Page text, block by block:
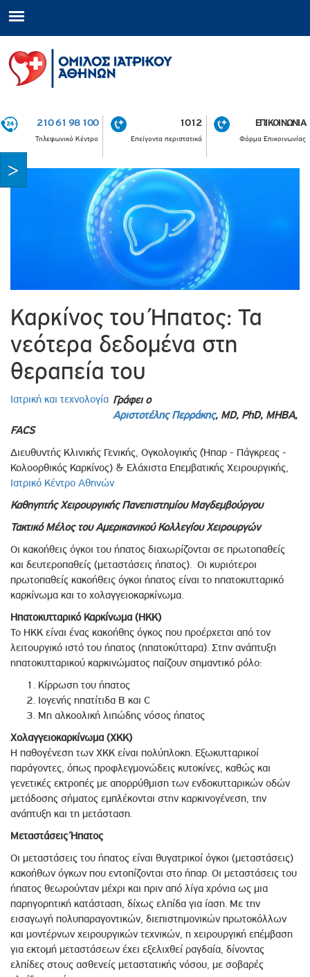
210 61 98 100
Τηλεφωνικό Κέντρο
1012
Επείγοντα περιστατικά
ΕΠΙΚΟΙΝΩΝΙΑ
Φόρμα Επικοινωνίας
Καρκίνος του Ήπατος: Τα
νεότερα δεδομένα στη
θεραπεία του
Ιατρική και τεχνολογία Γράφει ο
Αριστοτέλης Περράκης, MD, PhD, MHBA,
FACS
Διευθυντής Κλινικής Γενικής, Ογκολογικής (Ήπαρ - Πάγκρεας -
Κολοορθικός Καρκίνος) & Ελάχιστα Επεμβατικής Χειρουργικής,
Ιατρικό Κέντρο Αθηνών
Καθηγητής Χειρουργικής Πανεπιστημίου Μαγδεμβούργου
Τακτικό Μέλος του Αμερικανικού Κολλεγίου Χειρουργών
Οι κακοήθεις όγκοι του ήπατος διαχωρίζονται σε πρωτοπαθείς
και δευτεροπαθείς (μεταστάσεις ήπατος). Οι κυριότεροι
πρωτοπαθείς κακοήθεις όγκοι ήπατος είναι το ηπατοκυτταρικό
καρκίνωμα και το χολαγγειοκαρκίνωμα.
Ηπατοκυτταρικό Καρκίνωμα (ΗΚΚ)
Το ΗΚΚ είναι ένας κακοήθης όγκος που προέρχεται από τον
λειτουργικό ιστό του ήπατος (ηπατοκύτταρα). Στην ανάπτυξη
ηπατοκυτταρικού καρκινώματος παίζουν σημαντικό ρόλο:
Κίρρωση του ήπατος
Ιογενής ηπατίτιδα Β και C
Μη αλκοολική λιπώδης νόσος ήπατος
Χολαγγειοκαρκίνωμα (ΧΚΚ)
Η παθογένεση των ΧΚΚ είναι πολύπλοκη. Εξωκυτταρικοί
παράγοντες, όπως προφλεγμονώδεις κυτοκίνες, καθώς και
γενετικές εκτροπές με απορρύθμιση των ενδοκυτταρικών οδών
μετάδοσης σήματος εμπλέκονται στην καρκινογένεση, την
ανάπτυξη και τη μετάσταση.
Μεταστάσεις Ήπατος
Οι μεταστάσεις του ήπατος είναι θυγατρικοί όγκοι (μεταστάσεις)
κακοήθων όγκων που εντοπίζονται στο ήπαρ. Οι μεταστάσεις του
ήπατος θεωρούνταν μέχρι και πριν από λίγα χρόνια ως μια
παρηγορητική κατάσταση, δίχως ελπίδα για ίαση. Με την
εισαγωγή πολυπαραγοντικών, διεπιστημονικών πρωτοκόλλων
και μοντέρνων χειρουργικών τεχνικών, η χειρουργική επέμβαση
για εκτομή μεταστάσεων έχει εξελιχθεί ραγδαία, δίνοντας
ελπίδες στους ασθενείς μεταστατικής νόσου, με σοβαρές